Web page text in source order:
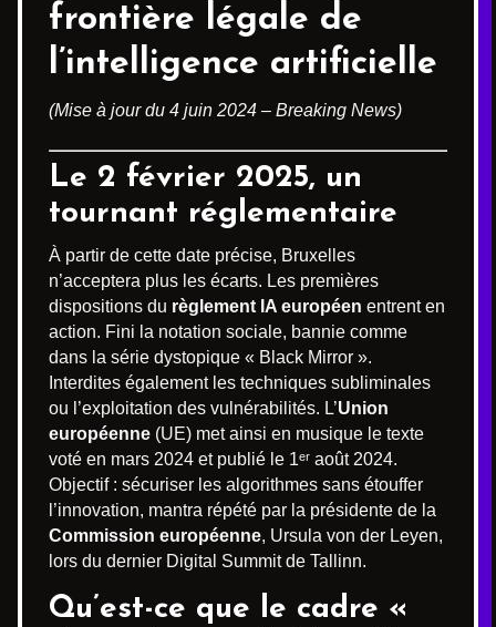
frontière légale de
l’intelligence artificielle
(Mise à jour du 4 juin 2024 – Breaking News)
Le 2 février 2025, un
tournant réglementaire
À partir de cette date précise, Bruxelles
n’acceptera plus les écarts. Les premières
dispositions du règlement IA européen entrent en
action. Fini la notation sociale, bannie comme
dans la série dystopique « Black Mirror ».
Interdites également les techniques subliminales
ou l’exploitation des vulnérabilités. L’Union
européenne (UE) met ainsi en musique le texte
voté en mars 2024 et publié le 1ᵉʳ août 2024.
Objectif : sécuriser les algorithmes sans étouffer
l’innovation, mantra répété par la présidente de la
Commission européenne, Ursula von der Leyen,
lors du dernier Digital Summit de Tallinn.
Qu’est-ce que le cadre «